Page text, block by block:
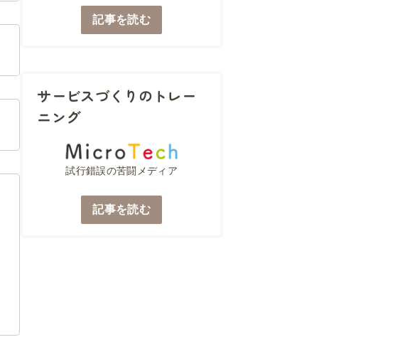
記事を読む
サービスづくりのトレー
ニング
試行錯誤の苦闘メディア
記事を読む